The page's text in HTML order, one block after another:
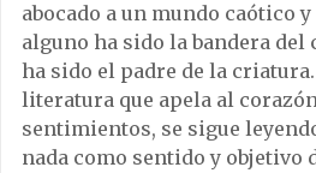
abocado a un mundo caótico
alguno ha sido la bandera del
ha sido el padre de la
literatura que apela al
sentimientos, se sigue
nada como sentido y objetivo